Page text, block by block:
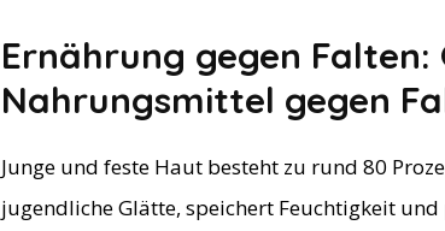
Ernährung gegen Falten:
Nahrungsmittel gegen
Junge und feste Haut besteht zu rund 80
jugendliche Glätte, speichert Feuchtigkeit